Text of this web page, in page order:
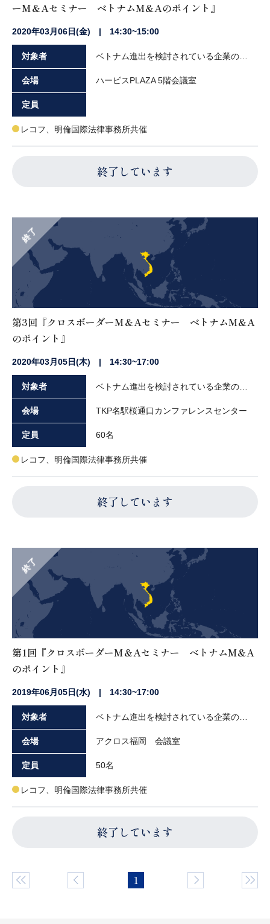
ーM＆Aセミナー ベトナムM&Aのポイント』
2020年03月06日(金) | 14:30~15:00
対象者
会場 ハービスPLAZA 5階会議室
定員
レコフ、明倫国際法律事務所共催
終了しています
終了
第3回『クロスボーダーM＆Aセミナー ベトナムM&A
のポイント』
2020年03月05日(木) | 14:30~17:00
対象者
会場 TKP名駅桜通口カンファレンスセンター
定員 60名
レコフ、明倫国際法律事務所共催
終了しています
終了
第1回『クロスボーダーM＆Aセミナー ベトナムM&A
のポイント』
2019年06月05日(水) | 14:30~17:00
対象者
会場 アクロス福岡 会議室
定員 50名
レコフ、明倫国際法律事務所共催
終了しています
1